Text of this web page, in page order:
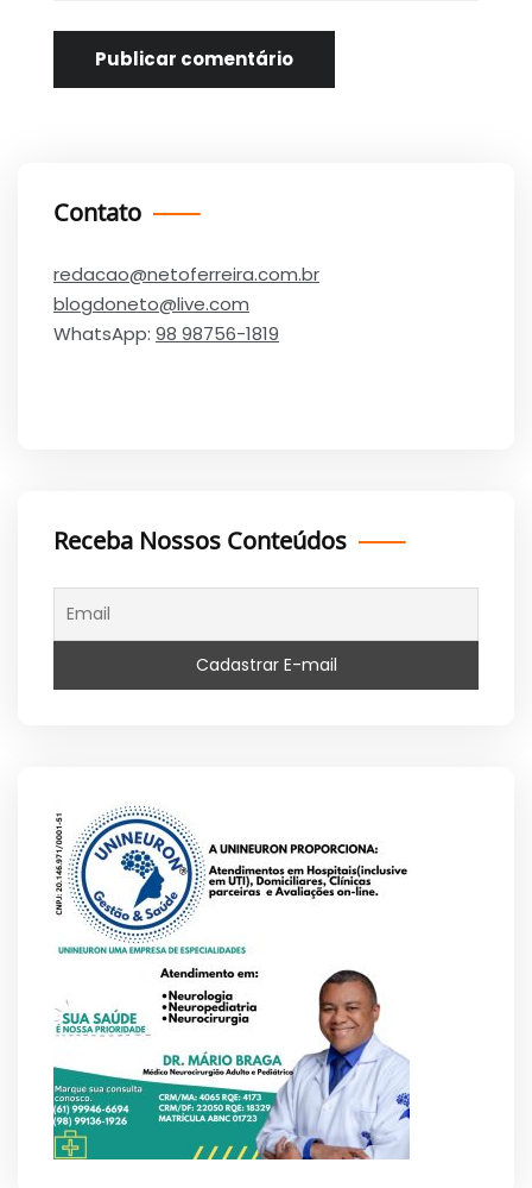
Contato
redacao@netoferreira.com.br
blogdoneto@live.com
WhatsApp: 98 98756-1819
Receba Nossos Conteúdos